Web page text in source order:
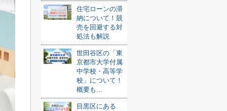
住宅ローンの滞
納について！競
売を回避する対
処法も解説
世田谷区の「東
京都市大学付属
中学校・高等学
校」について！
概要も...
目黒区にある